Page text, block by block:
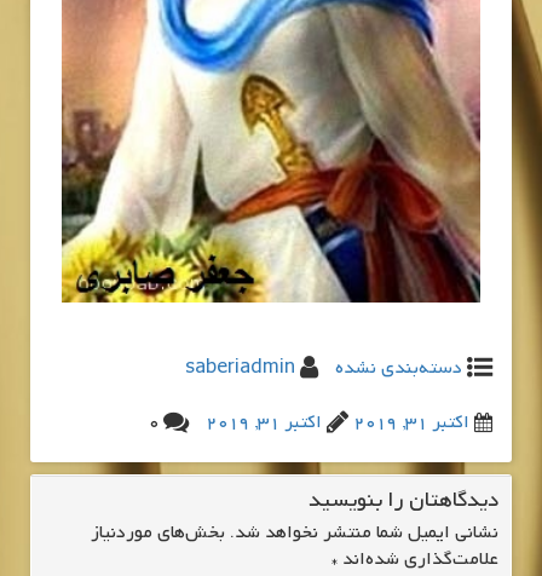
دسته‌بندی نشده
saberiadmin
اکتبر 31, 2019
اکتبر 31, 2019 0
دیدگاهتان را بنویسید
نشانی ایمیل شما منتشر نخواهد شد. بخش‌های موردنیاز
علامت‌گذاری شده‌اند *